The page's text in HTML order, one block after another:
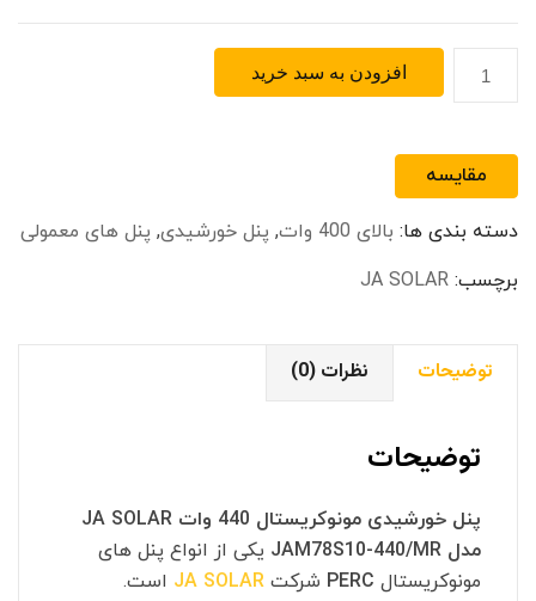
ت
و
م
د
ت
ت
خورشیدی
440
SOLAR
مدل
440/MR
عدد
افزودن به سبد خرید
مقایسه
دسته بندی ها: بالای 400 وات , پنل خورشیدی, پنل های معمولی
برچسب: JA SOLAR
توضیحات نظرات (0)
توضیحات
پنل خورشیدی مونوکریستال 440 وات JA SOLAR
مدل JAM78S10-440/MR
یکی از انواع پنل های
مونوکریستال PERC شرکت JA SOLAR است.